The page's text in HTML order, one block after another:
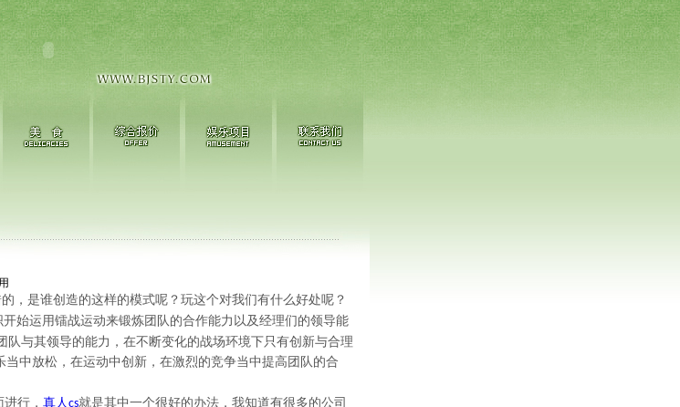
，是谁创造的这样的模式呢？玩这个对我们有什么好处呢？
始运用镭战运动来锻炼团队的合作能力以及经理们的领导能
与其领导的能力，在不断变化的战场环境下只有创新与合理
当中放松，在运动中创新，在激烈的竞争当中提高团队的合
行， 真人cs就是其中一个很好的办法，我知道有很多的公司